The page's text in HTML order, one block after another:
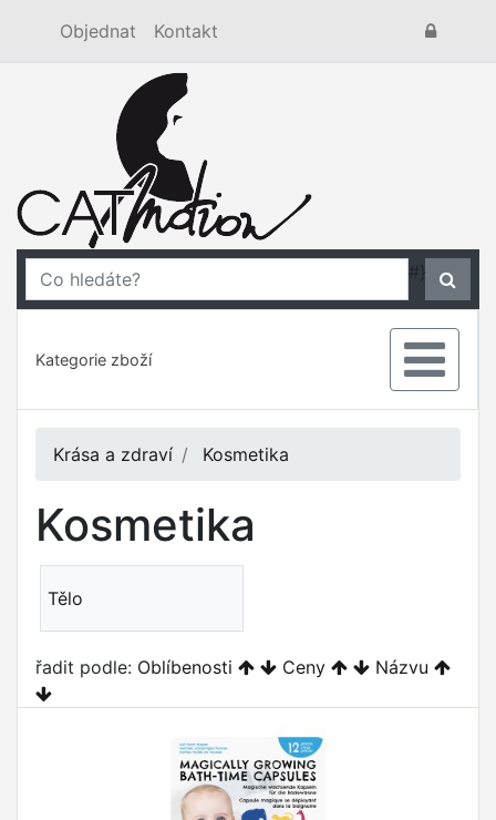
Objednat Kontakt
#}
Kategorie zboží
Krása a zdraví Kosmetika
Kosmetika
Tělo
řadit podle: Oblíbenosti Ceny Názvu